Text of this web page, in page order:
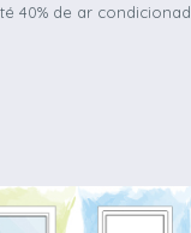
40% de ar